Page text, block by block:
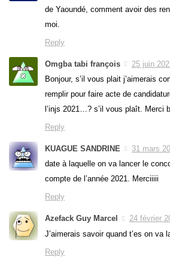
de Yaoundé, comment avoir des
moi.
Reply
Omgba tabi françois
25 juin
Bonjour, s’il vous plait j’aimerais
remplir pour faire acte de
l’injs 2021…? s’il vous plaît. Merci
Reply
KUAGUE SANDRINE
31 mars
date à laquelle on va lancer le
compte de l’année 2021. Merciiiii
Reply
Azefack Guy Marcel
24 février
J’aimerais savoir quand t’es on va
Reply